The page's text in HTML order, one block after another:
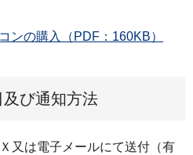
ンの購入（PDF：160KB）
び通知方法
又は電子メールにて送付（有